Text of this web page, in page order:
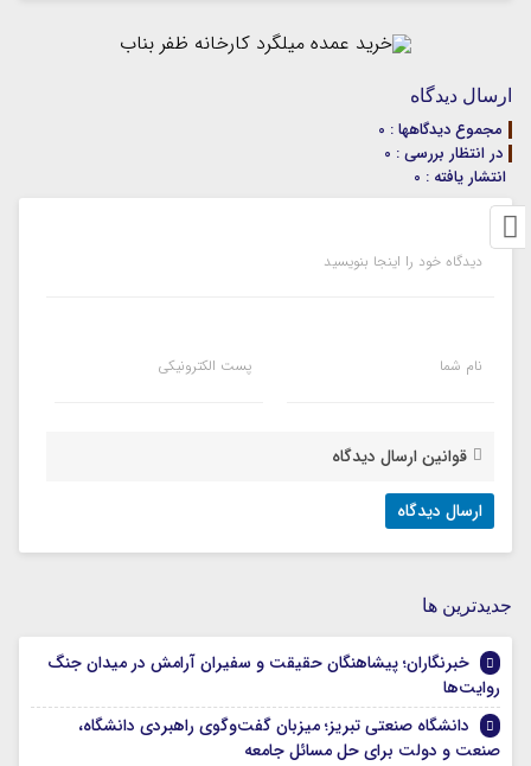
ارسال دیدگاه
مجموع دیدگاهها : 0
در انتظار بررسی : 0
انتشار یافته : 0
دیدگاه خود را اینجا بنویسید
نام شما پست الکترونیکی
قوانین ارسال دیدگاه
جديدترين ها
خبرنگاران؛ پیشاهنگان حقیقت و سفیران آرامش در میدان جنگ
روایت‌ها
دانشگاه صنعتی تبریز؛ میزبان گفت‌وگوی راهبردی دانشگاه،
صنعت و دولت برای حل مسائل جامعه